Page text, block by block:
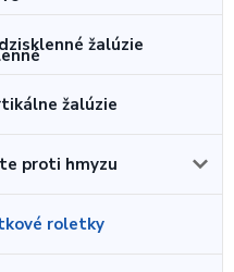
žalúzie
žalúzie
proti hmyzu
roletky